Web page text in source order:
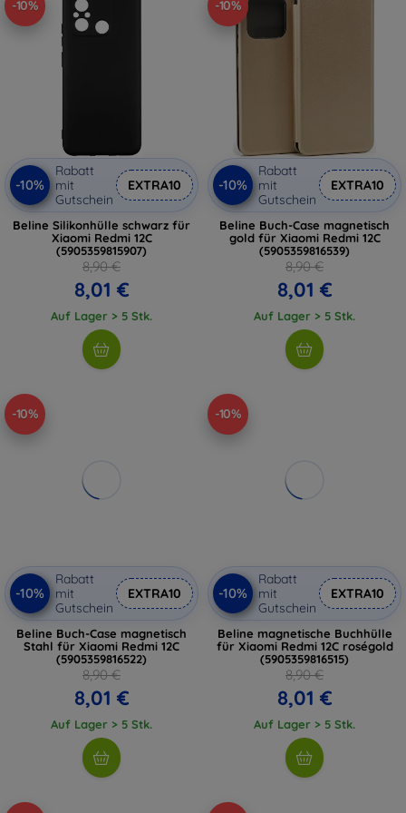
-10%
-10%
Rabatt
mit
Gutschein
EXTRA10
Beline Silikonhülle schwarz für
Xiaomi Redmi 12C
(5905359815907)
8,90 €
8,01 €
Auf Lager > 5 Stk.
-10%
-10%
Rabatt
mit
Gutschein
EXTRA10
Beline Buch-Case magnetisch
gold für Xiaomi Redmi 12C
(5905359816539)
8,90 €
8,01 €
Auf Lager > 5 Stk.
-10%
-10%
Rabatt
mit
Gutschein
EXTRA10
Beline Buch-Case magnetisch
Stahl für Xiaomi Redmi 12C
(5905359816522)
8,90 €
8,01 €
Auf Lager > 5 Stk.
-10%
-10%
Rabatt
mit
Gutschein
EXTRA10
Beline magnetische Buchhülle
für Xiaomi Redmi 12C roségold
(5905359816515)
8,90 €
8,01 €
Auf Lager > 5 Stk.